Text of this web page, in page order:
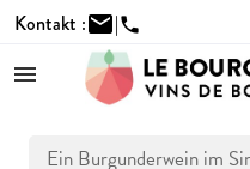
Kontakt :mail|phone